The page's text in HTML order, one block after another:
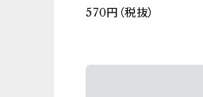
570円（税抜）